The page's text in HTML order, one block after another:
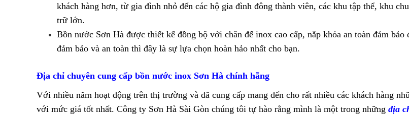
khách hàng hơn, từ gia đình nhỏ đến các hộ gia đình đông thành viên, các khu tập thể, khu
trữ lớn.
Bồn nước Sơn Hà được thiết kế đồng bộ với chân đế inox cao cấp, nắp khóa an toàn đảm
đảm bảo và an toàn thì đây là sự lựa chọn hoàn hảo nhất cho bạn.
Địa chỉ chuyên cung cấp bồn nước inox Sơn Hà chính hãng
Với nhiều năm hoạt động trên thị trường và đã cung cấp mang đến cho rất nhiều các khách hàng
với mức giá tốt nhất. Công ty Sơn Hà Sài Gòn chúng tôi tự hào rằng mình là một trong những địa